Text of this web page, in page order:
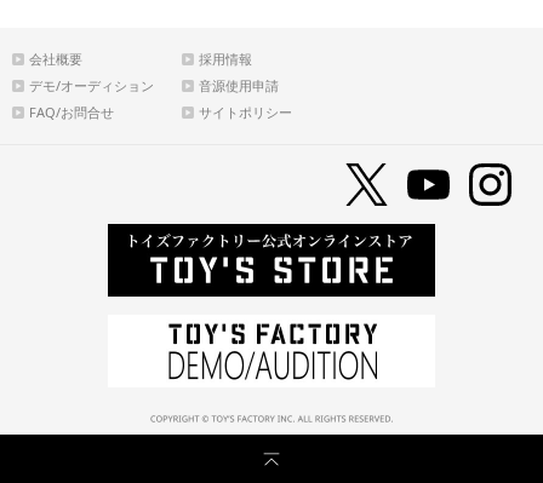
会社概要
採用情報
デモ/オーディション
音源使用申請
FAQ/お問合せ
サイトポリシー